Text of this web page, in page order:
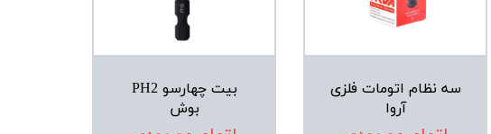
سه نظام اتومات فلزی
آروا
بیت چهارسو PH2
بوش